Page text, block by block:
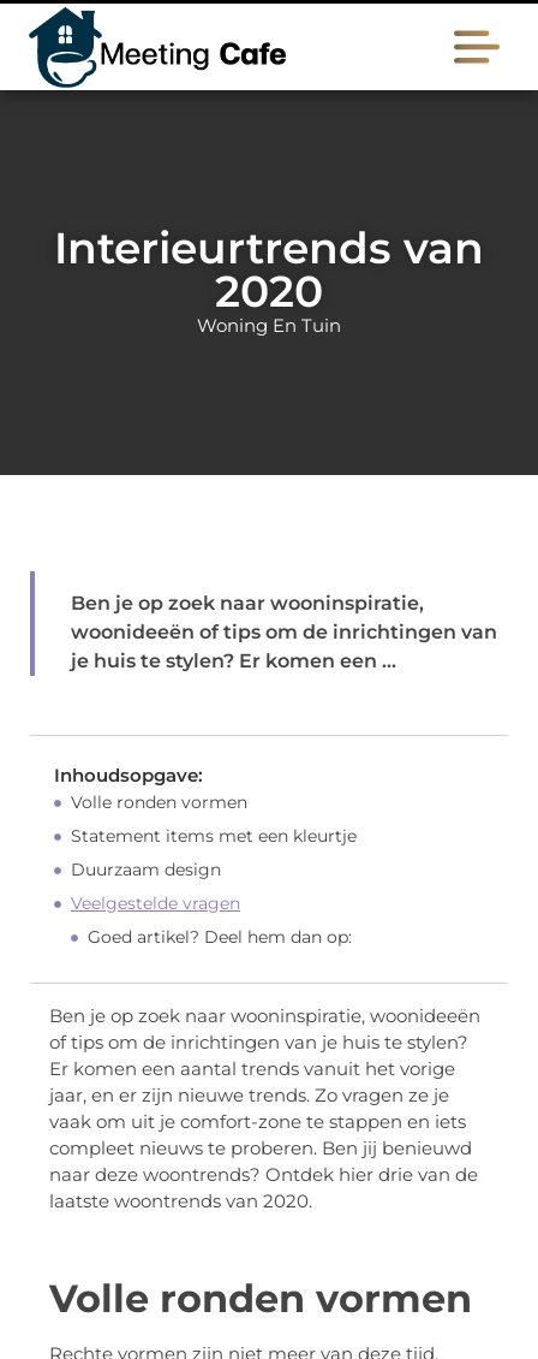
Interieurtrends van
2020
Woning En Tuin
Ben je op zoek naar wooninspiratie,
woonideeën of tips om de inrichtingen van
je huis te stylen? Er komen een ...
Inhoudsopgave:
Volle ronden vormen
Statement items met een kleurtje
Duurzaam design
Veelgestelde vragen
Goed artikel? Deel hem dan op:
Ben je op zoek naar wooninspiratie, woonideeën
of tips om de inrichtingen van je huis te stylen?
Er komen een aantal trends vanuit het vorige
jaar, en er zijn nieuwe trends. Zo vragen ze je
vaak om uit je comfort-zone te stappen en iets
compleet nieuws te proberen. Ben jij benieuwd
naar deze woontrends? Ontdek hier drie van de
laatste woontrends van 2020.
Volle ronden vormen
Rechte vormen zijn niet meer van deze tijd,